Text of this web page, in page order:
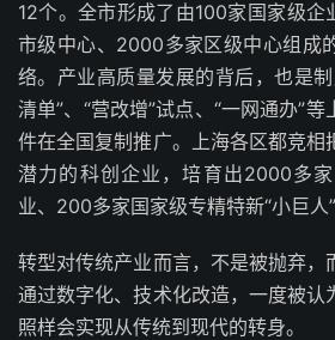
12个。全市形成了由100家国家级
市级中心、2000多家区级中心组成
络。产业高质量发展的背后，也是
清单”、“营改增”试点、“一网通办”
件在全国复制推广。上海各区都竞相
潜力的科创企业，培育出2000多
业、200多家国家级专精特新“小巨人”
转型对传统产业而言，不是被抛弃，
通过数字化、技术化改造，一度被认
照样会实现从传统到现代的转身。